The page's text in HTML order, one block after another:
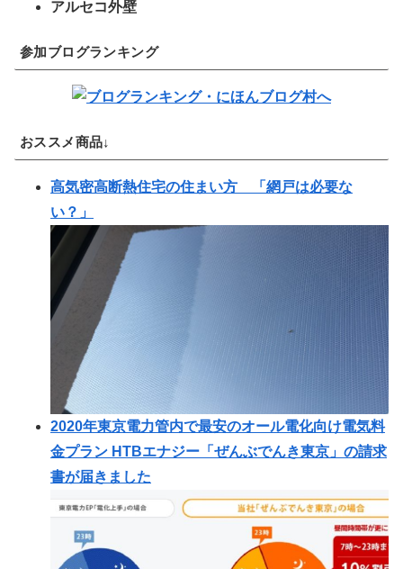
アルセコ外壁
参加ブログランキング
おススメ商品↓
高気密高断熱住宅の住まい方 「網戸は必要な
い？」
2020年東京電力管内で最安のオール電化向け電気料
金プラン HTBエナジー「ぜんぶでんき東京」の請求
書が届きました